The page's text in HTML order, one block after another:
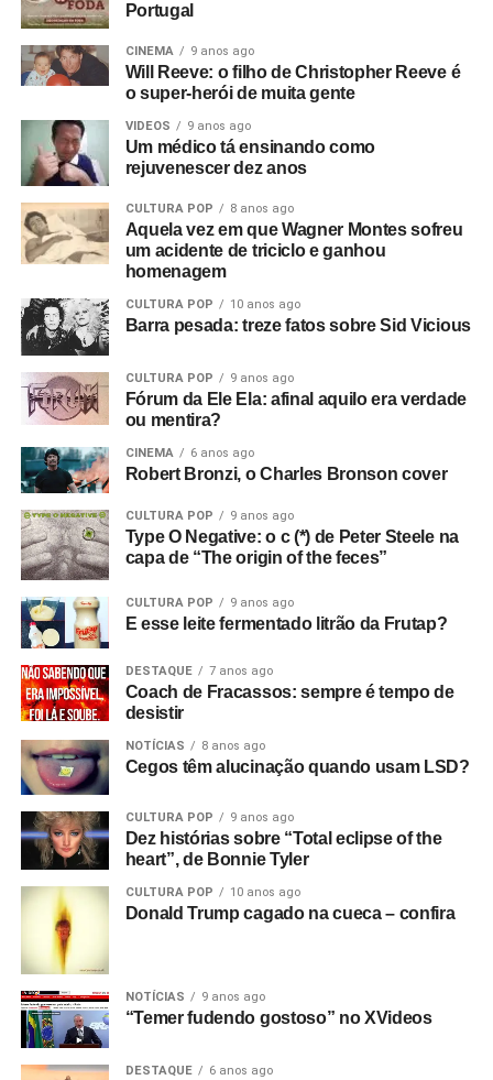
Portugal
CINEMA 9 anos ago
Will Reeve: o filho de Christopher Reeve é
o super-herói de muita gente
VIDEOS 9 anos ago
Um médico tá ensinando como
rejuvenescer dez anos
CULTURA POP 8 anos ago
Aquela vez em que Wagner Montes sofreu
um acidente de triciclo e ganhou
homenagem
CULTURA POP 10 anos ago
Barra pesada: treze fatos sobre Sid Vicious
CULTURA POP 9 anos ago
Fórum da Ele Ela: afinal aquilo era verdade
ou mentira?
CINEMA 6 anos ago
Robert Bronzi, o Charles Bronson cover
CULTURA POP 9 anos ago
Type O Negative: o c (*) de Peter Steele na
capa de “The origin of the feces”
CULTURA POP 9 anos ago
E esse leite fermentado litrão da Frutap?
DESTAQUE 7 anos ago
Coach de Fracassos: sempre é tempo de
desistir
NOTÍCIAS 8 anos ago
Cegos têm alucinação quando usam LSD?
CULTURA POP 9 anos ago
Dez histórias sobre “Total eclipse of the
heart”, de Bonnie Tyler
CULTURA POP 10 anos ago
Donald Trump cagado na cueca – confira
NOTÍCIAS 9 anos ago
“Temer fudendo gostoso” no XVideos
DESTAQUE 6 anos ago